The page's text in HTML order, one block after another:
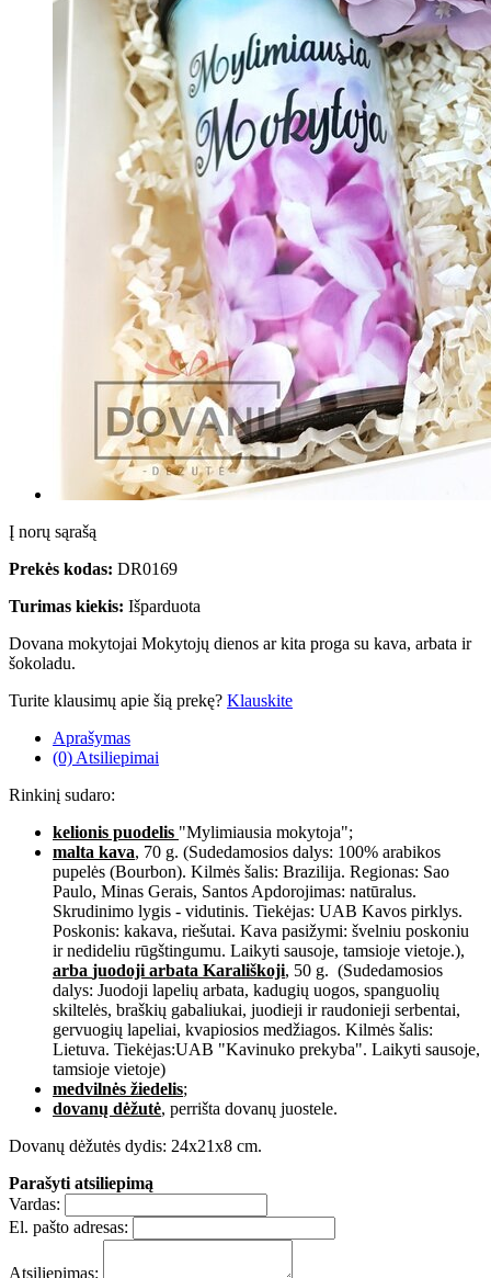
Į norų sąrašą
Prekės kodas: DR0169
Turimas kiekis: Išparduota
Dovana mokytojai Mokytojų dienos ar kita proga su kava, arbata ir
šokoladu.
Turite klausimų apie šią prekę? Klauskite
Aprašymas
(0) Atsiliepimai
Rinkinį sudaro:
kelionis puodelis "Mylimiausia mokytoja";
malta kava, 70 g. (Sudedamosios dalys: 100% arabikos
pupelės (Bourbon). Kilmės šalis: Brazilija. Regionas: Sao
Paulo, Minas Gerais, Santos Apdorojimas: natūralus.
Skrudinimo lygis - vidutinis. Tiekėjas: UAB Kavos pirklys.
Poskonis: kakava, riešutai. Kava pasižymi: švelniu poskoniu
ir nedideliu rūgštingumu. Laikyti sausoje, tamsioje vietoje.),
arba juodoji arbata Karališkoji, 50 g. (Sudedamosios
dalys: Juodoji lapelių arbata, kadugių uogos, spanguolių
skiltelės, braškių gabaliukai, juodieji ir raudonieji serbentai,
gervuogių lapeliai, kvapiosios medžiagos. Kilmės šalis:
Lietuva. Tiekėjas:UAB "Kavinuko prekyba". Laikyti sausoje,
tamsioje vietoje)
medvilnės žiedelis;
dovanų dėžutė, perrišta dovanų juostele.
Dovanų dėžutės dydis: 24x21x8 cm.
Parašyti atsiliepimą
Vardas:
El. pašto adresas:
Atsiliepimas: